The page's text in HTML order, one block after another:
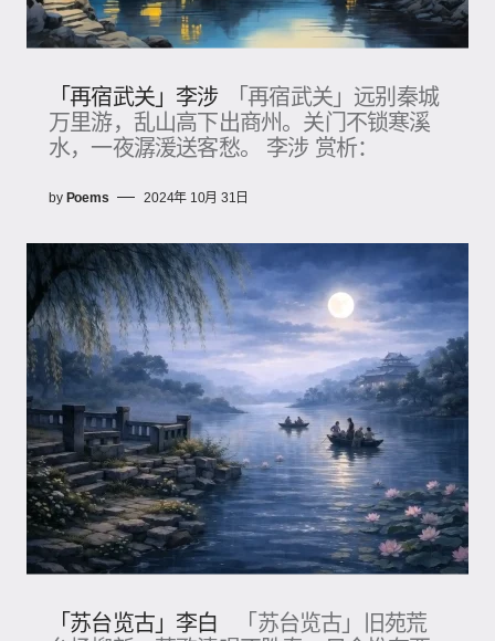
「再宿武关」李涉
「再宿武关」远别秦城
万里游，乱山高下出商州。关门不锁寒溪
水，一夜潺湲送客愁。 李涉 赏析：
by Poems 2024年 10月 31日
「苏台览古」李白
「苏台览古」旧苑荒